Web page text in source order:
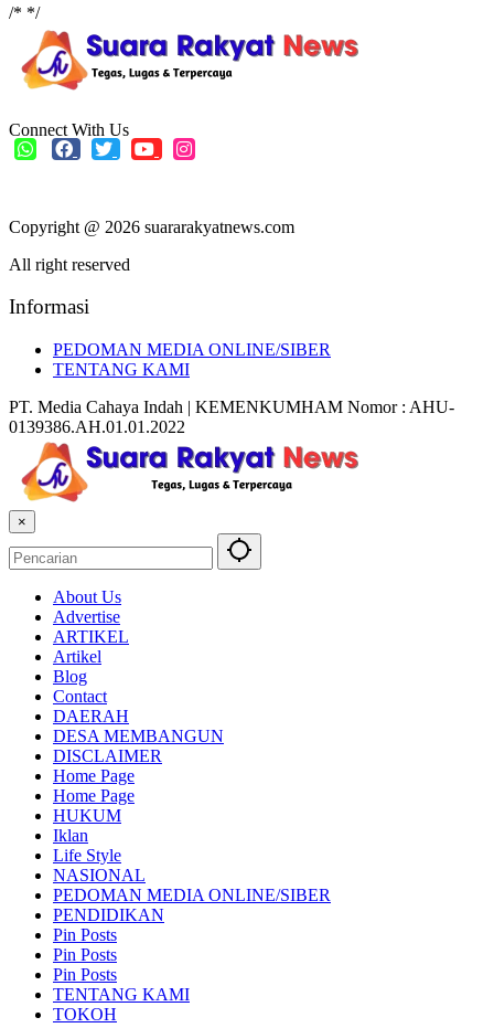
/* */
Connect With Us
Copyright @ 2026 suararakyatnews.com
All right reserved
Informasi
PEDOMAN MEDIA ONLINE/SIBER
TENTANG KAMI
PT. Media Cahaya Indah | KEMENKUMHAM Nomor : AHU-
0139386.AH.01.01.2022
×
About Us
Advertise
ARTIKEL
Artikel
Blog
Contact
DAERAH
DESA MEMBANGUN
DISCLAIMER
Home Page
Home Page
HUKUM
Iklan
Life Style
NASIONAL
PEDOMAN MEDIA ONLINE/SIBER
PENDIDIKAN
Pin Posts
Pin Posts
Pin Posts
TENTANG KAMI
TOKOH